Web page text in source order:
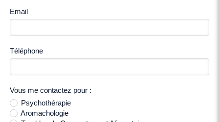
Email
Téléphone
Vous me contactez pour :
Psychothérapie
Aromachologie